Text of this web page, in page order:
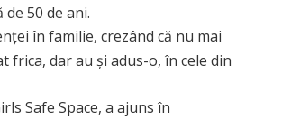
50 de ani.
în familie, crezând că nu mai
frica, dar au și adus-o, în cele din
Safe Space, a ajuns în